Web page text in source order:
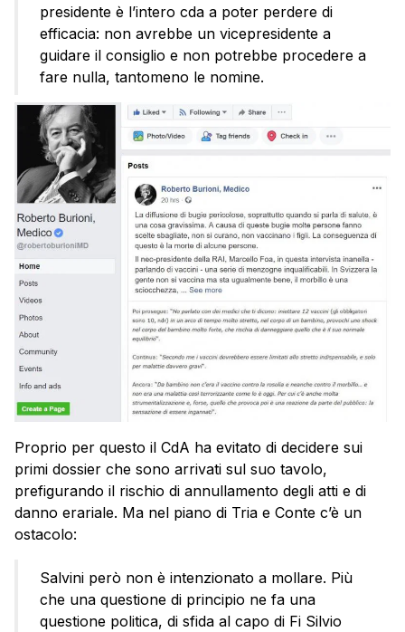
presidente è l’intero cda a poter perdere di
efficacia: non avrebbe un vicepresidente a
guidare il consiglio e non potrebbe procedere a
fare nulla, tantomeno le nomine.
Proprio per questo il CdA ha evitato di decidere sui
primi dossier che sono arrivati sul suo tavolo,
prefigurando il rischio di annullamento degli atti e di
danno erariale. Ma nel piano di Tria e Conte c’è un
ostacolo:
Salvini però non è intenzionato a mollare. Più
che una questione di principio ne fa una
questione politica, di sfida al capo di Fi Silvio